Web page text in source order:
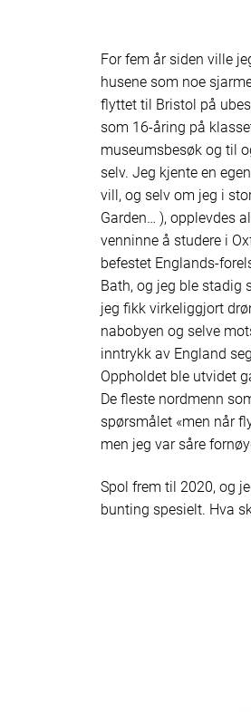
For fem år siden ville
husene som noe
flyttet til Bristol på
som 16-åring på
museumsbesøk og til
selv. Jeg kjente en
vill, og selv om jeg i
Garden… ), opplevdes
venninne å studere i
befestet Englands-
Bath, og jeg ble stadig
jeg fikk virkeliggjort
nabobyen og selve
inntrykk av England
Oppholdet ble utvidet
De fleste nordmenn
spørsmålet «men når
men jeg var såre
Spol frem til 2020, og
bunting spesielt. Hva